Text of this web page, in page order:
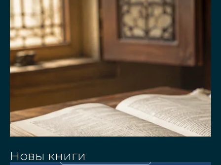
Новы книги